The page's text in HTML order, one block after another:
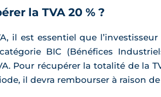
la TVA 20 % ?
il est essentiel que
BIC (Bénéfices
Pour récupérer la totalité de la
il devra rembourser à raison